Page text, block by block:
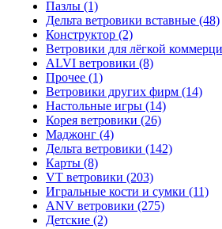
Пазлы (1)
Дельта ветровики вставные (48)
Конструктор (2)
Ветровики для лёгкой
ALVI ветровики (8)
Прочее (1)
Ветровики других фирм (14)
Настольные игры (14)
Корея ветровики (26)
Маджонг (4)
Дельта ветровики (142)
Карты (8)
VT ветровики (203)
Игральные кости и сумки (11)
ANV ветровики (275)
Детские (2)